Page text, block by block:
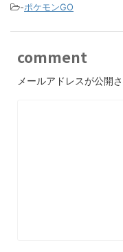
-ポケモンGO
comment
メールアドレスが公開